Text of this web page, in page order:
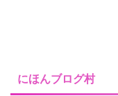
にほんブログ村